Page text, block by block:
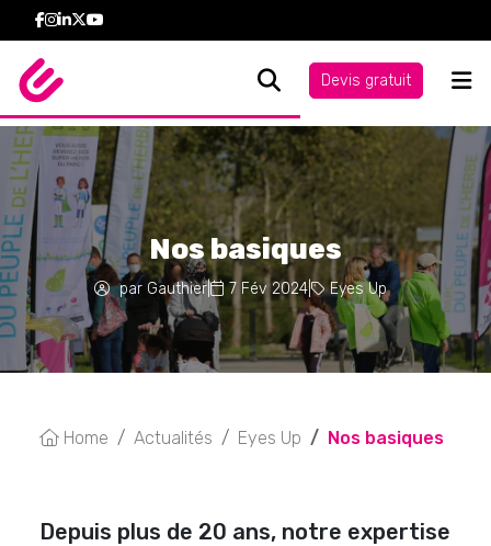
Devis gratuit
Nos basiques
par Gauthier| 7 Fév 2024| Eyes Up
Home Actualités Eyes Up Nos basiques
Depuis plus de 20 ans, notre expertise